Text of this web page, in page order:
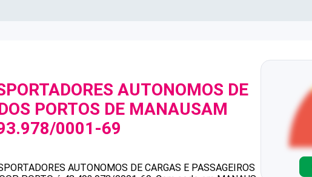
AUTONOMOS DE
PORTOS DE MANAUSAM
0001-69
AUTONOMOS DE CARGAS E PASSAGEIROS